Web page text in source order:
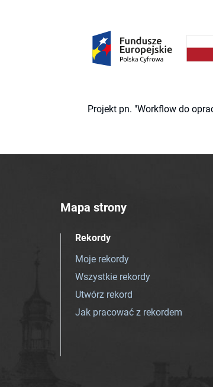
Projekt pn. "Workflow do
Mapa strony
Rekordy
Moje rekordy
Wszystkie rekordy
Utwórz rekord
Jak pracować z rekordem